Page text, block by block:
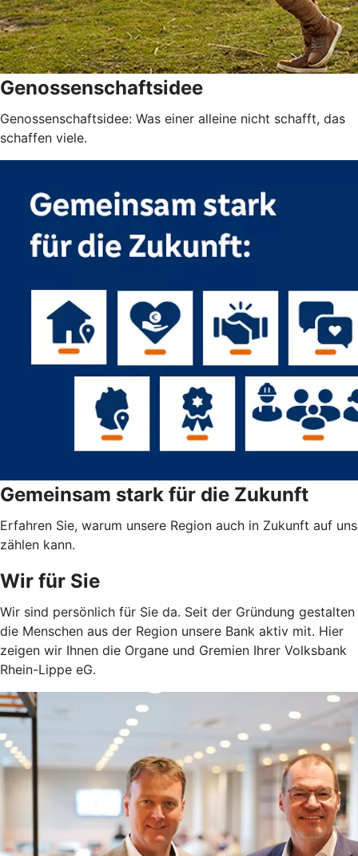
Genossenschaftsidee
Genossenschaftsidee: Was einer alleine nicht schafft, das
schaffen viele.
Gemeinsam stark für die Zukunft
Erfahren Sie, warum unsere Region auch in Zukunft auf uns
zählen kann.
Wir für Sie
Wir sind persönlich für Sie da. Seit der Gründung gestalten
die Menschen aus der Region unsere Bank aktiv mit. Hier
zeigen wir Ihnen die Organe und Gremien Ihrer Volksbank
Rhein-Lippe eG.